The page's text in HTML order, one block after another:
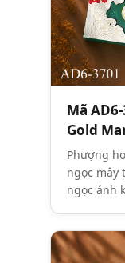
Mã
Gold
Phượng
ngọc mây
ngọc ánh